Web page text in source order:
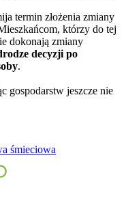
termin złożenia zmiany
którzy do tej
dokonają zmiany
decyzji po
.
gospodarstw jeszcze nie
śmieciowa